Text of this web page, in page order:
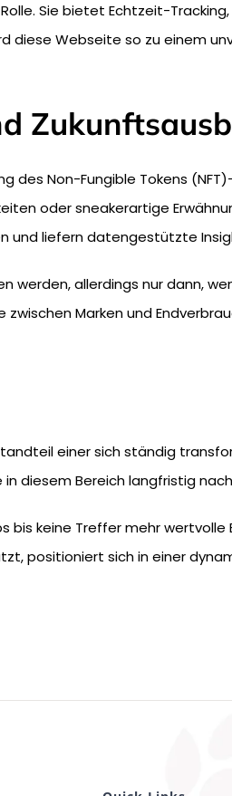
Sie bietet Echtzeit-
diese Webseite so zu einem
Non-Fungible Tokens
oder sneakerartige
und liefern datengestützte
allerdings nur dann,
Marken und
einer sich ständig
diesem Bereich langfristig
keine Treffer mehr
positioniert sich in einer